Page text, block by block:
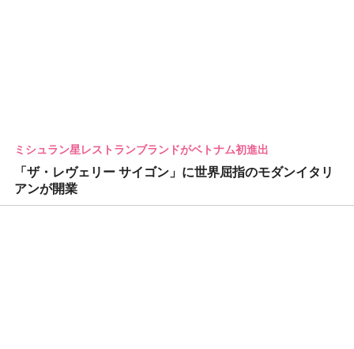
ミシュラン星レストランブランドがベトナム初進出
「ザ・レヴェリー サイゴン」に世界屈指のモダンイタリ
アンが開業